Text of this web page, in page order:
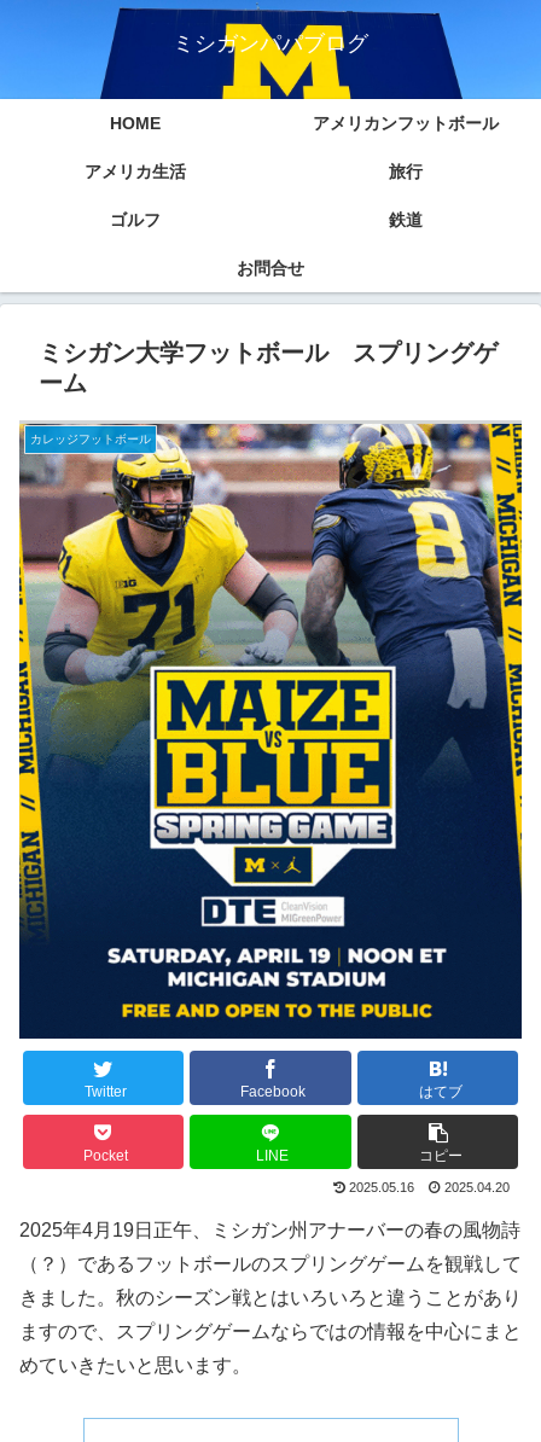
ミシガンパパブログ
HOME アメリカンフットボール
アメリカ生活 旅行
ゴルフ 鉄道
お問合せ
ミシガン大学フットボール スプリングゲ
ーム
カレッジフットボール
Twitter Facebook はてブ
Pocket LINE コピー
2025.05.16 2025.04.20
2025年4月19日正午、ミシガン州アナーバーの春の風物詩
（？）であるフットボールのスプリングゲームを観戦して
きました。秋のシーズン戦とはいろいろと違うことがあり
ますので、スプリングゲームならではの情報を中心にまと
めていきたいと思います。